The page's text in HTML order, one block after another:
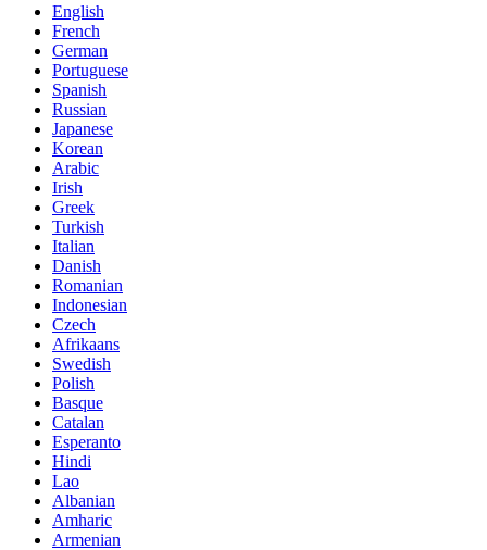
English
French
German
Portuguese
Spanish
Russian
Japanese
Korean
Arabic
Irish
Greek
Turkish
Italian
Danish
Romanian
Indonesian
Czech
Afrikaans
Swedish
Polish
Basque
Catalan
Esperanto
Hindi
Lao
Albanian
Amharic
Armenian